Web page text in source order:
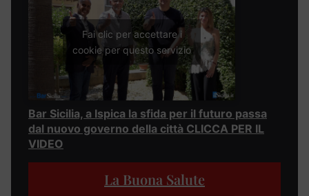
Fai clic per accettare i
cookie per questo servizio
Bar Sicilia, a Ispica la sfida per il futuro passa
dal nuovo governo della città CLICCA PER IL
VIDEO
La Buona Salute